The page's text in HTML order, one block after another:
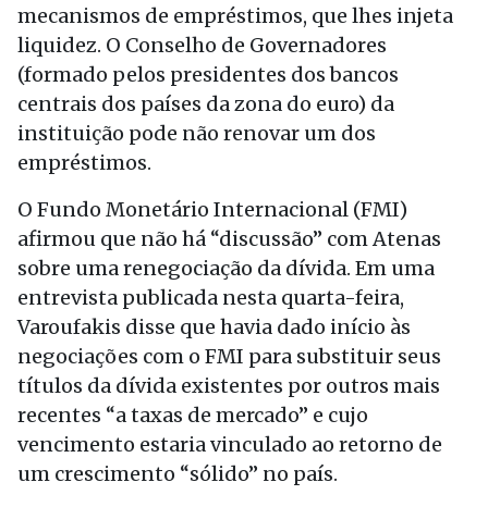
mecanismos de empréstimos, que lhes injeta
liquidez. O Conselho de Governadores
(formado pelos presidentes dos bancos
centrais dos países da zona do euro) da
instituição pode não renovar um dos
empréstimos.
O Fundo Monetário Internacional (FMI)
afirmou que não há “discussão” com Atenas
sobre uma renegociação da dívida. Em uma
entrevista publicada nesta quarta-feira,
Varoufakis disse que havia dado início às
negociações com o FMI para substituir seus
títulos da dívida existentes por outros mais
recentes “a taxas de mercado” e cujo
vencimento estaria vinculado ao retorno de
um crescimento “sólido” no país.